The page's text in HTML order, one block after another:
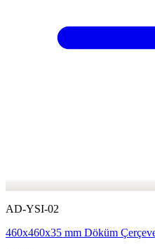
AD-YSI-02
460x460x35 mm Döküm